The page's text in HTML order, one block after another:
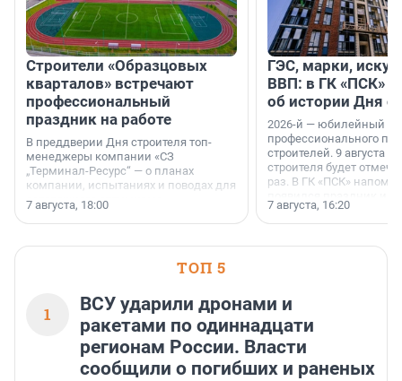
Строители «Образцовых
кварталов» встречают
профессиональный
праздник на работе
В преддверии Дня строителя топ-
менеджеры компании «СЗ
„Терминал-Ресурс“ — о планах
компании, испытаниях и поводах для
осторожного оптимизма.
7 августа, 18:00
ГЭС, марки,
ВВП: в ГК «ПСК»
об истории Дня
2026-й — юбилейный
профессионального
строителей. 9 августа
строителя будет
раз. В ГК «ПСК»
поменялась роль
7 августа, 16:20
ТОП 5
1
ВСУ ударили дронами и
ракетами по одиннадцати
регионам России. Власти
сообщили о погибших и раненых